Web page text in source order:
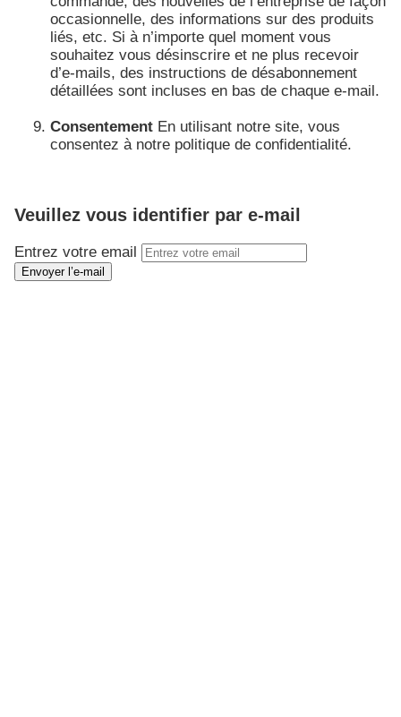
occasionnelle, des informations sur des produits
liés, etc. Si à n’importe quel moment vous
souhaitez vous désinscrire et ne plus recevoir
d’e-mails, des instructions de désabonnement
détaillées sont incluses en bas de chaque e-mail.
Consentement En utilisant notre site, vous
consentez à notre politique de confidentialité.
Veuillez vous identifier par e-mail
Entrez votre email